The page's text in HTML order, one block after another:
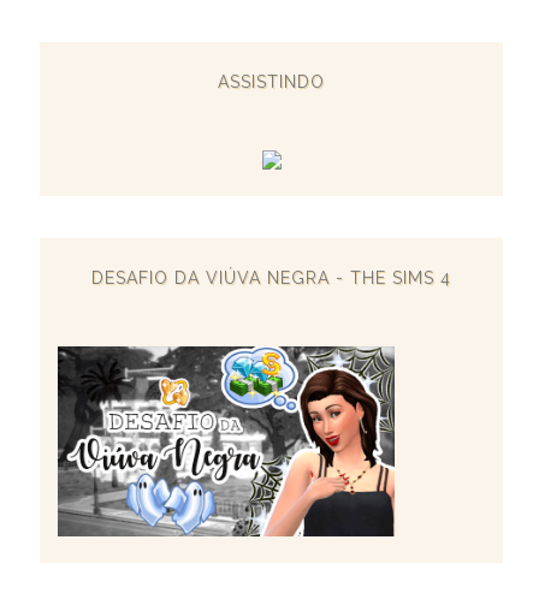
ASSISTINDO
DESAFIO DA VIÚVA NEGRA - THE SIMS 4